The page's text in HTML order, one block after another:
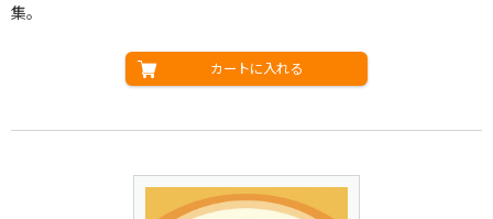
集。
カートに入れる